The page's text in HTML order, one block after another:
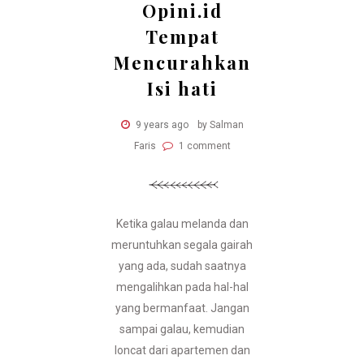
Opini.id
Tempat
Mencurahkan
Isi hati
9 years ago
by Salman
Faris
1 comment
Ketika galau melanda dan
meruntuhkan segala gairah
yang ada, sudah saatnya
mengalihkan pada hal-hal
yang bermanfaat. Jangan
sampai galau, kemudian
loncat dari apartemen dan